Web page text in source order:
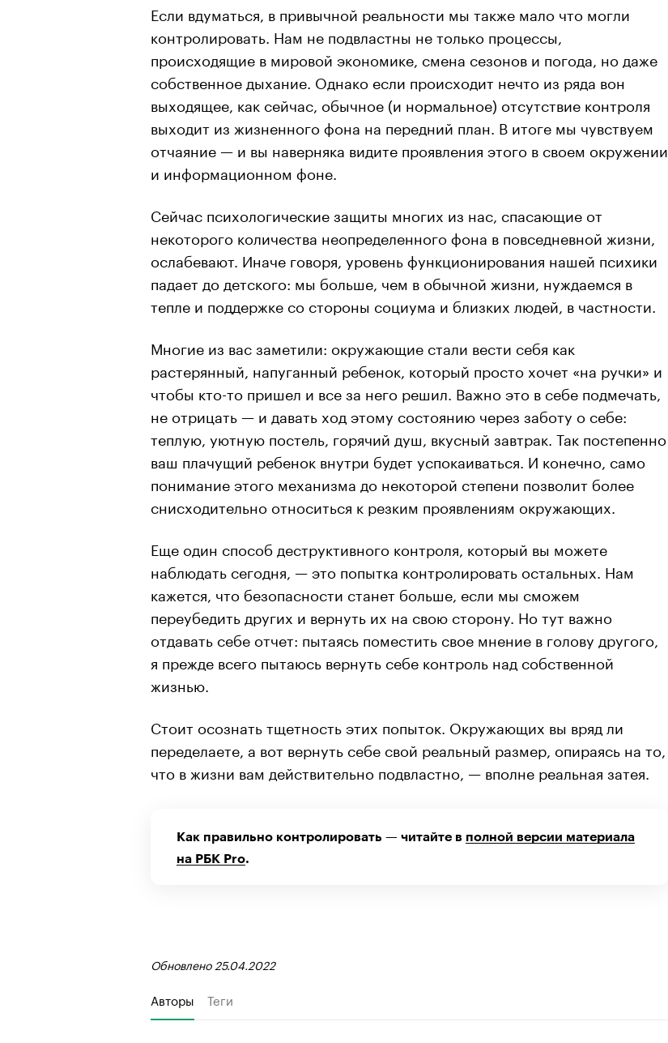
Если вдуматься, в привычной реальности мы также мало что могли
контролировать. Нам не подвластны не только процессы,
происходящие в мировой экономике, смена сезонов и погода, но даже
собственное дыхание. Однако если происходит нечто из ряда вон
выходящее, как сейчас, обычное (и нормальное) отсутствие контроля
выходит из жизненного фона на передний план. В итоге мы чувствуем
отчаяние — и вы наверняка видите проявления этого в своем окружении
и информационном фоне.
Сейчас психологические защиты многих из нас, спасающие от
некоторого количества неопределенного фона в повседневной жизни,
ослабевают. Иначе говоря, уровень функционирования нашей психики
падает до детского: мы больше, чем в обычной жизни, нуждаемся в
тепле и поддержке со стороны социума и близких людей, в частности.
Многие из вас заметили: окружающие стали вести себя как
растерянный, напуганный ребенок, который просто хочет «на ручки» и
чтобы кто-то пришел и все за него решил. Важно это в себе подмечать,
не отрицать — и давать ход этому состоянию через заботу о себе:
теплую, уютную постель, горячий душ, вкусный завтрак. Так постепенно
ваш плачущий ребенок внутри будет успокаиваться. И конечно, само
понимание этого механизма до некоторой степени позволит более
снисходительно относиться к резким проявлениям окружающих.
Еще один способ деструктивного контроля, который вы можете
наблюдать сегодня, — это попытка контролировать остальных. Нам
кажется, что безопасности станет больше, если мы сможем
переубедить других и вернуть их на свою сторону. Но тут важно
отдавать себе отчет: пытаясь поместить свое мнение в голову другого,
я прежде всего пытаюсь вернуть себе контроль над собственной
жизнью.
Стоит осознать тщетность этих попыток. Окружающих вы вряд ли
переделаете, а вот вернуть себе свой реальный размер, опираясь на то,
что в жизни вам действительно подвластно, — вполне реальная затея.
Как правильно контролировать — читайте в полной версии материала
на РБК Pro.
Обновлено 25.04.2022
Авторы Теги